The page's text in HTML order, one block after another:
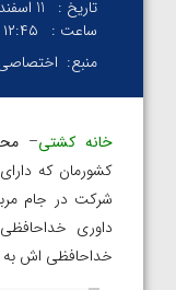
تاریخ :
11 اسفند 1399
ساعت :
۱۲:۴۵
منبع:
خانه کشتی–
شرکت در جام
داوری
خداحافظی اش به